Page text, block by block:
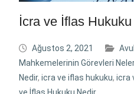
İcra ve İflas
Ağustos 2, 2021
Mahkemelerinin Görevleri
Nedir, icra ve iflas hukuku, icra